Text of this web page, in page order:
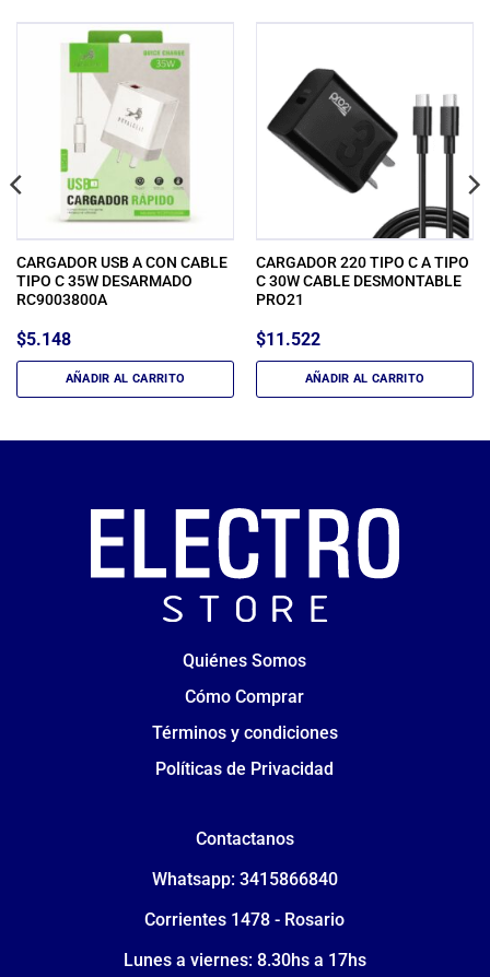
CARGADOR USB A CON CABLE
TIPO C 35W DESARMADO
RC9003800A
$5.148
AÑADIR AL CARRITO
CARGADOR 220 TIPO C A TIPO
C 30W CABLE DESMONTABLE
PRO21
$11.522
AÑADIR AL CARRITO
Quiénes Somos
Cómo Comprar
Términos y condiciones
Políticas de Privacidad
Contactanos
Whatsapp: 3415866840
Corrientes 1478 - Rosario
Lunes a viernes: 8.30hs a 17hs